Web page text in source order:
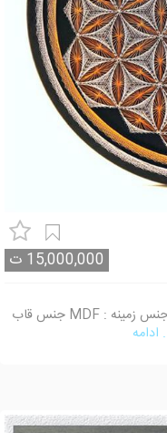
15,000,000 ت
نام اثر : تابلو کد 1003 تکنیک : String Art جنس زمینه : MDF جنس قاب
ادامه